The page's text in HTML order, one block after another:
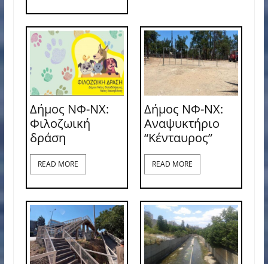
Δήμος ΝΦ-ΝΧ:
Φιλοζωική
δράση
READ MORE
Δήμος ΝΦ-ΝΧ:
Αναψυκτήριο
“Κένταυρος”
READ MORE